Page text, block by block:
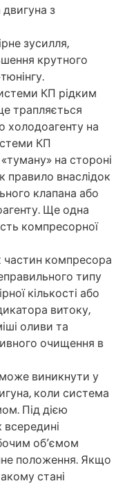
з
зусилля,
крутного
КП рідким
трапляється
холодоагенту на
КП
на стороні
правило внаслідок
клапана або
Ще одна
компресорної
частин компресора
типу
кількості або
витоку,
оливи та
очищення в
виникнути у
коли система
Під дією
об’ємом
положення. Якщо
стані